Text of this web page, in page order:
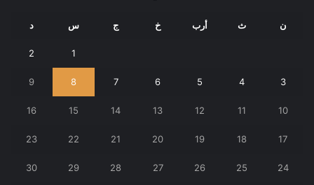
ن ث أرب خ ج س د
1
2
3
4
5
6
7
8
9
10
11
12
13
14
15
16
17
18
19
20
21
22
23
24
25
26
27
28
29
30